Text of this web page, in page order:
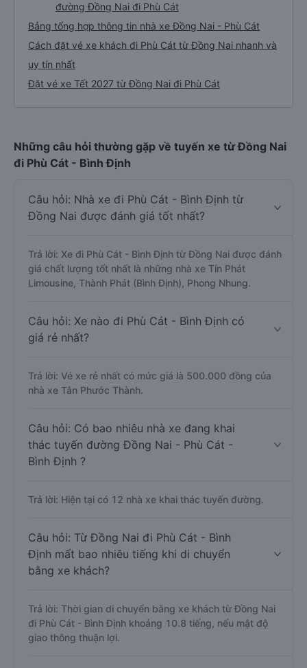
đường Đồng Nai đi Phù Cát
Bảng tổng hợp thông tin nhà xe Đồng Nai - Phù Cát
Cách đặt vé xe khách đi Phù Cát từ Đồng Nai nhanh và
uy tín nhất
Đặt vé xe Tết 2027 từ Đồng Nai đi Phù Cát
Những câu hỏi thường gặp về tuyến xe từ Đồng Nai
đi Phù Cát - Bình Định
Câu hỏi: Nhà xe đi Phù Cát - Bình Định từ
Đồng Nai được đánh giá tốt nhất?
Trả lời: Xe đi Phù Cát - Bình Định từ Đồng Nai được đánh
giá chất lượng tốt nhất là những nhà xe Tín Phát
Limousine, Thành Phát (Bình Định), Phong Nhung.
Câu hỏi: Xe nào đi Phù Cát - Bình Định có
giá rẻ nhất?
Trả lời: Vé xe rẻ nhất có mức giá là 500.000 đồng của
nhà xe Tân Phước Thành.
Câu hỏi: Có bao nhiêu nhà xe đang khai
thác tuyến đường Đồng Nai - Phù Cát -
Bình Định ?
Trả lời: Hiện tại có 12 nhà xe khai thác tuyến đường.
Câu hỏi: Từ Đồng Nai đi Phù Cát - Bình
Định mất bao nhiêu tiếng khi di chuyển
bằng xe khách?
Trả lời: Thời gian di chuyển bằng xe khách từ Đồng Nai
đi Phù Cát - Bình Định khoảng 10.8 tiếng, nếu mật độ
giao thông thuận lợi.